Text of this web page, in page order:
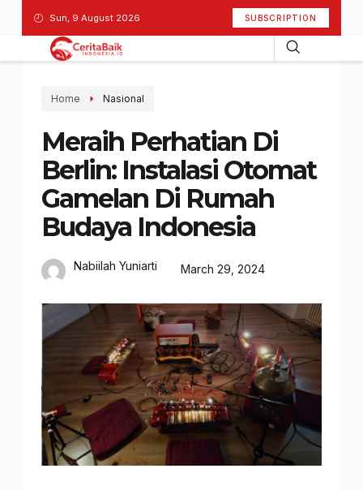
Sun, 9 August 2026 SUBSCRIPTION
Home Nasional
Meraih Perhatian Di
Berlin: Instalasi Otomat
Gamelan Di Rumah
Budaya Indonesia
Nabiilah Yuniarti March 29, 2024